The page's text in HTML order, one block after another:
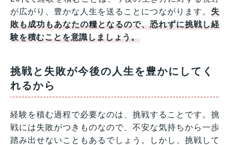
が広がり、豊かな人生を送ることにつながります。失
敗も成功もあなたの糧となるので、恐れずに挑戦し経
験を積むことを意識しましょう。
挑戦と失敗が今後の人生を豊かにしてく
れるから
経験を積む過程で必要なのは、挑戦することです。挑
戦には失敗がつきものなので、不安な気持ちから一歩
踏み出せないこともあるでしょう。しかし、挑戦して